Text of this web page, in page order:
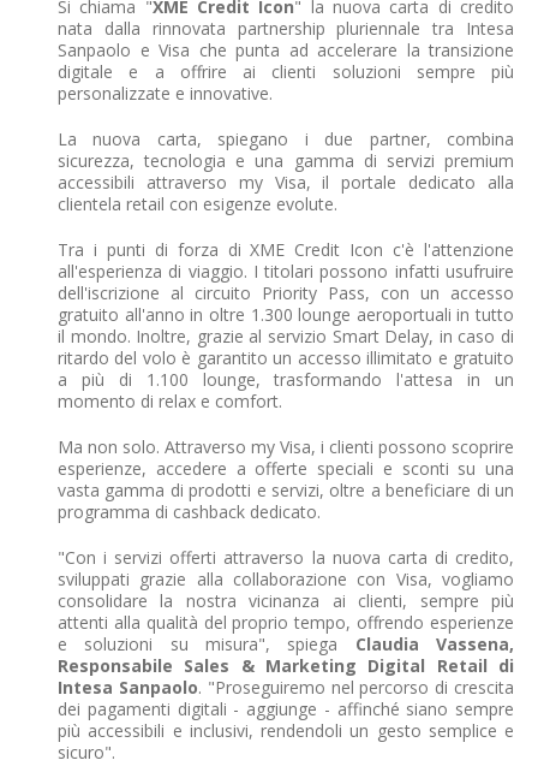
Si chiama "XME Credit Icon" la nuova carta di credito
nata dalla rinnovata partnership pluriennale tra Intesa
Sanpaolo e Visa che punta ad accelerare la transizione
digitale e a offrire ai clienti soluzioni sempre più
personalizzate e innovative.
La nuova carta, spiegano i due partner, combina
sicurezza, tecnologia e una gamma di servizi premium
accessibili attraverso my Visa, il portale dedicato alla
clientela retail con esigenze evolute.
Tra i punti di forza di XME Credit Icon c'è l'attenzione
all'esperienza di viaggio. I titolari possono infatti usufruire
dell'iscrizione al circuito Priority Pass, con un accesso
gratuito all'anno in oltre 1.300 lounge aeroportuali in tutto
il mondo. Inoltre, grazie al servizio Smart Delay, in caso di
ritardo del volo è garantito un accesso illimitato e gratuito
a più di 1.100 lounge, trasformando l'attesa in un
momento di relax e comfort.
Ma non solo. Attraverso my Visa, i clienti possono scoprire
esperienze, accedere a offerte speciali e sconti su una
vasta gamma di prodotti e servizi, oltre a beneficiare di un
programma di cashback dedicato.
"Con i servizi offerti attraverso la nuova carta di credito,
sviluppati grazie alla collaborazione con Visa, vogliamo
consolidare la nostra vicinanza ai clienti, sempre più
attenti alla qualità del proprio tempo, offrendo esperienze
e soluzioni su misura", spiega Claudia Vassena,
Responsabile Sales & Marketing Digital Retail di
Intesa Sanpaolo. "Proseguiremo nel percorso di crescita
dei pagamenti digitali - aggiunge - affinché siano sempre
più accessibili e inclusivi, rendendoli un gesto semplice e
sicuro".